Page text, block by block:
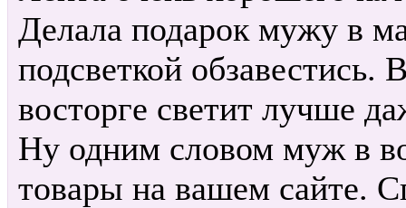
Делала подарок мужу в
подсветкой
восторге светит лучше
Ну одним словом муж в
товары на вашем сайте.